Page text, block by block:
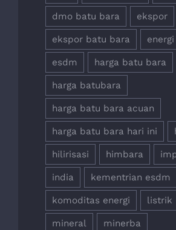
dmo batu bara ekspor
ekspor batu bara energi
esdm harga batu bara
harga batubara
harga batu bara acuan
harga batu bara hari ini
hilirisasi himbara
india kementrian esdm
komoditas energi listrik
mineral minerba